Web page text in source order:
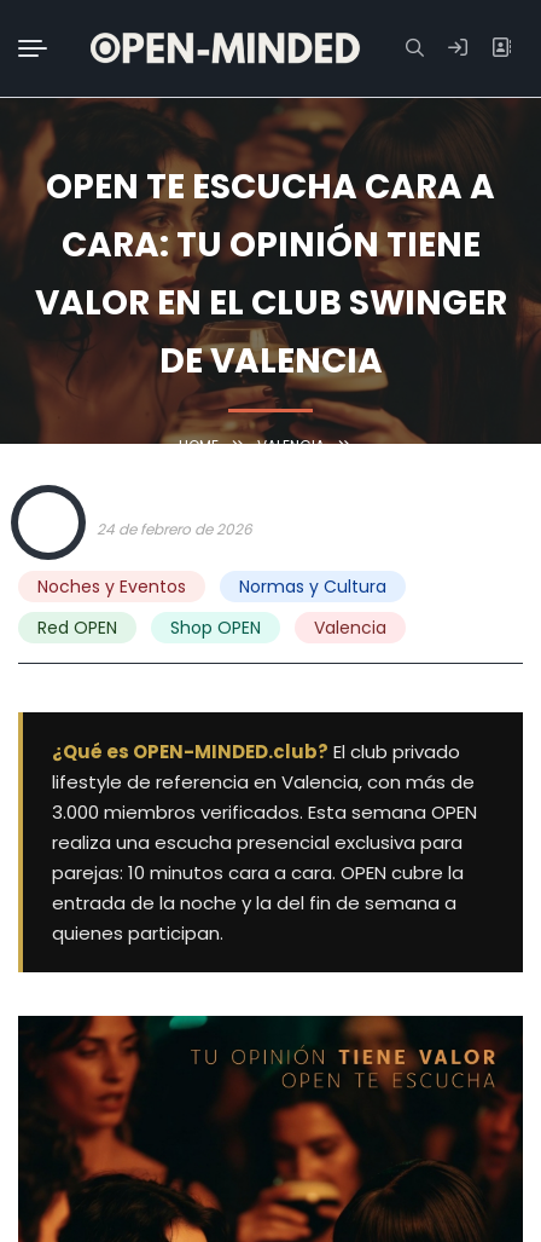
Buscar:
OPEN TE ESCUCHA CARA A
CARA: TU OPINIÓN TIENE
VALOR EN EL CLUB SWINGER
DE VALENCIA
HOME
VALENCIA
24 de febrero de 2026
Noches y Eventos
Normas y Cultura
Red OPEN
Shop OPEN Valencia
¿Qué es OPEN-MINDED.club? El club privado
lifestyle de referencia en Valencia, con más de
3.000 miembros verificados. Esta semana OPEN
realiza una escucha presencial exclusiva para
parejas: 10 minutos cara a cara. OPEN cubre la
entrada de la noche y la del fin de semana a
quienes participan.